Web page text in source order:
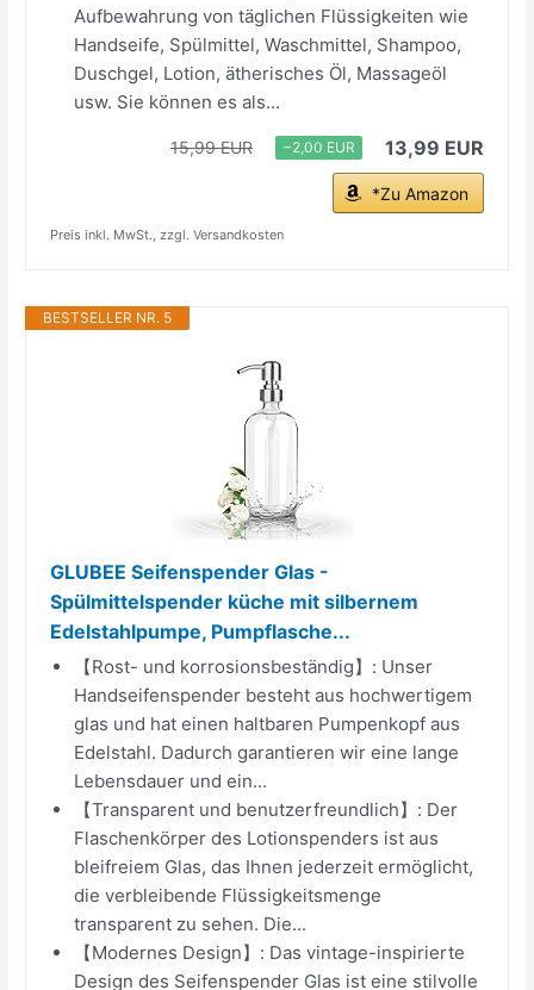
Aufbewahrung von täglichen Flüssigkeiten wie
Handseife, Spülmittel, Waschmittel, Shampoo,
Duschgel, Lotion, ätherisches Öl, Massageöl
usw. Sie können es als...
15,99 EUR −2,00 EUR 13,99 EUR
*Zu Amazon
Preis inkl. MwSt., zzgl. Versandkosten
BESTSELLER NR. 5
GLUBEE Seifenspender Glas -
Spülmittelspender küche mit silbernem
Edelstahlpumpe, Pumpflasche...
【Rost- und korrosionsbeständig】: Unser
Handseifenspender besteht aus hochwertigem
glas und hat einen haltbaren Pumpenkopf aus
Edelstahl. Dadurch garantieren wir eine lange
Lebensdauer und ein...
【Transparent und benutzerfreundlich】: Der
Flaschenkörper des Lotionspenders ist aus
bleifreiem Glas, das Ihnen jederzeit ermöglicht,
die verbleibende Flüssigkeitsmenge
transparent zu sehen. Die...
【Modernes Design】: Das vintage-inspirierte
Design des Seifenspender Glas ist eine stilvolle